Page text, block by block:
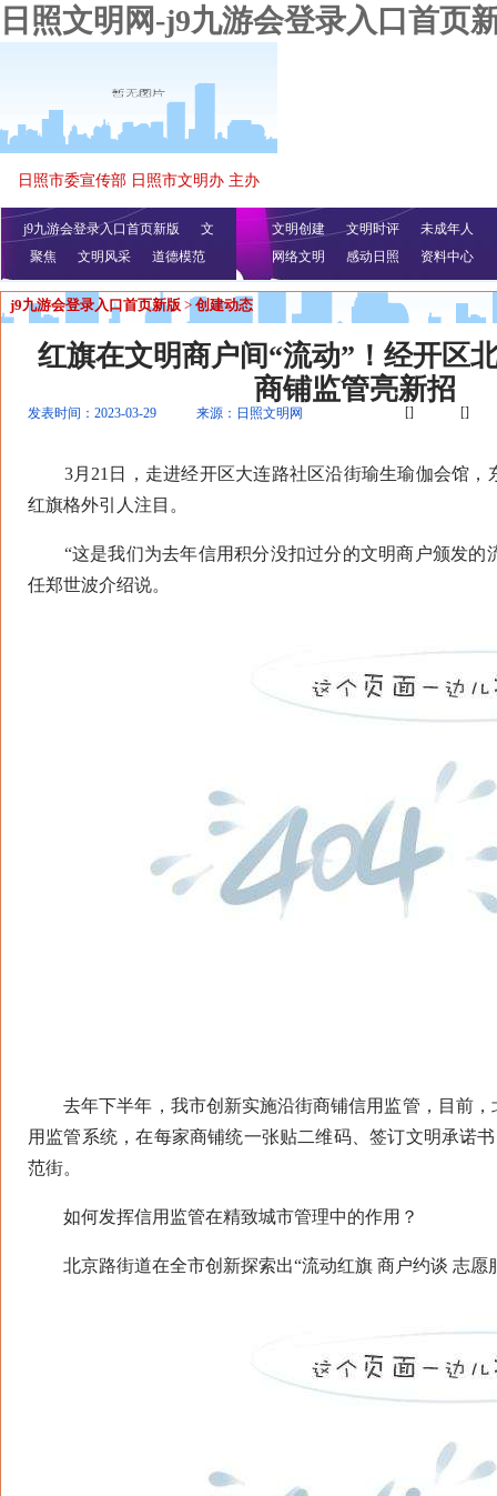
日照文明网-j9九游会登录入口首页
日照市委宣传部 日照市文明办 主办
j9九游会登录入口首页新版
文
明播报
公益视频
聚焦 文明风采 道德模范
文明创建 文明时评
未成年人
网络文明
感动日照 资料中心
j9九游会登录入口首页新版 > 创建动态
红旗在文明商户间“流动”！经开区
商铺监管亮新招
发表时间：2023-03-29 来源：日照文明网 [] []
3月21日，走进经开区大连路社区沿街瑜生瑜伽会馆，
红旗格外引人注目。
“这是我们为去年信用积分没扣过分的文明商户颁发的
任郑世波介绍说。
去年下半年，我市创新实施沿街商铺信用监管，目前，
用监管系统，在每家商铺统一张贴二维码、签订文明承诺
范街。
如何发挥信用监管在精致城市管理中的作用？
北京路街道在全市创新探索出“流动红旗 商户约谈 志愿